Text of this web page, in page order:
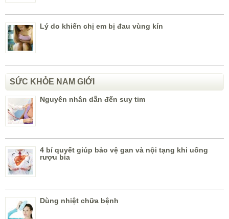
Lý do khiến chị em bị đau vùng kín
SỨC KHỎE NAM GIỚI
Nguyên nhân dẫn đến suy tim
4 bí quyết giúp bảo vệ gan và nội tạng khi uống
rượu bia
Dùng nhiệt chữa bệnh